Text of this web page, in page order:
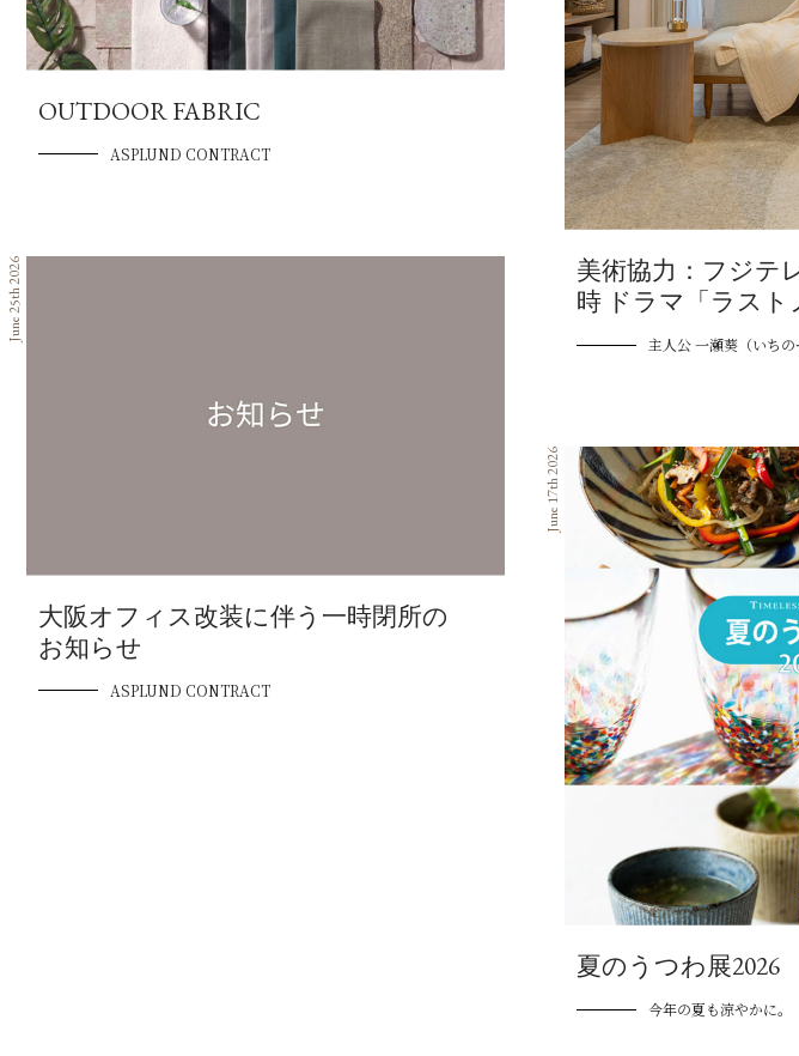
OUTDOOR FABRIC
ASPLUND CONTRACT
美術協力：フジテ
時 ドラマ「ラスト
主人公 一瀬葵（いち
June 25th 2026
大阪オフィス改装に伴う一時閉所の
お知らせ
ASPLUND CONTRACT
June 17th 2026
夏のうつわ展2026
今年の夏も涼やかに。